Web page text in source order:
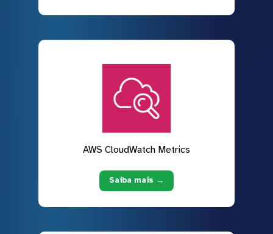
AWS CloudWatch Metrics
Saiba mais →